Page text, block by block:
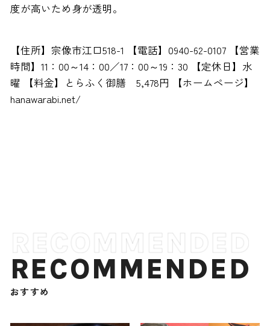
度が高いため身が透明。
【住所】宗像市江口518-1 【電話】0940-62-0107 【営業
時間】11：00～14：00／17：00～19：30 【定休日】水
曜 【料金】とらふく御膳 5,478円 【ホームページ】
hanawarabi.net/
RECOMMENDED
おすすめ